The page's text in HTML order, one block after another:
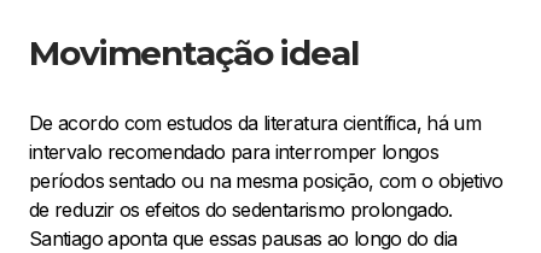
Movimentação ideal
De acordo com estudos da literatura científica, há um
intervalo recomendado para interromper longos
períodos sentado ou na mesma posição, com o objetivo
de reduzir os efeitos do sedentarismo prolongado.
Santiago aponta que essas pausas ao longo do dia